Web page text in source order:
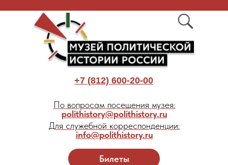
Билеты
+7 (812) 600-20-00
По вопросам посещения музея:
polithistory@polithistory.ru
Для служебной корреспонденции:
info@polithistory.ru